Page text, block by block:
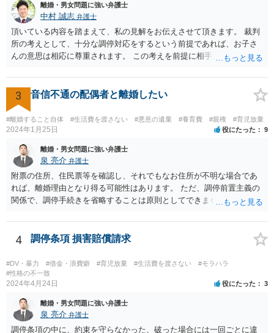
離婚・男女問題に強い弁護士
中村 誠志 弁護士
頂いている内容を踏まえて、私の見解をお伝えさせて頂きます。 裁判
所の考えとして、十分な調停対応をするという前提であれば、お子さ
んの意思は相応に尊重されます。 この考えを前提に相手方と対応され
ら、今後方法も含めて裁判所で話し合いたいと相手方に伝え、面会交
流調停を行われることをお勧めします。 他方、弁護士を就けることも
考えられるなら(ご心労を考えるとその方が良いかもしれません)、早め
にご相談を行かれる方が良いかもしれません(法テラスを利用されると
費用は相当抑えられるかと思います)。 損害賠償、間接強制について
容によりますので(従前の調停段階で具体的な面会の方法まで特定され
ていれば間接強制が認められる可能性も高いです)、早めにご相談され
ることをお勧めします。 ご自身にとって納得できる方向で進められる
ことをお祈りしております。
3 音信不通の配偶者と離婚したい
#離婚すること自体 #生活費を渡さない #悪意の遺棄 #養育費 #親権 #育児放棄
2024年1月25日 役にたった 9
離婚・男女問題に強い弁護士
泉 亮介 弁護士
附票の住所、住民票等を確認し、それでもなお住所が不明な場合であ
れば、離婚理由となり得る可能性はあります。 ただ、調停前置主義の
関係で、調停手続きを省略することは原則としてできません。また、
を考える必要があるでしょう。 ご自身で対応が難しければ弁護士を立
てた方が良いかと思われます。 調停においては、相手と直接会うとい
形となります。
4 調停条項 損害賠償請求
#DV・暴力 #借金・浪費癖 #育児放棄 #生活費を渡さない
#モラハラ
#性格の不一致
2024年4月24日 役にたった 3
離婚・男女問題に強い弁護士
泉 亮介 弁護士
調停条項の中に、約束を守らなかった、破った場合には一回ごとに違